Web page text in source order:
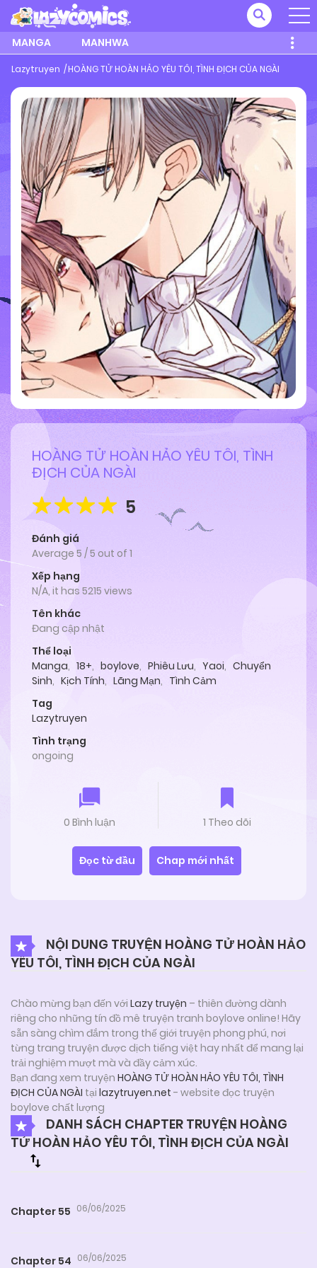
MANGA MANHWA
Lazytruyen HOÀNG TỬ HOÀN HẢO YÊU TÔI, TÌNH ĐỊCH CỦA NGÀI
HOÀNG TỬ HOÀN HẢO YÊU TÔI, TÌNH
ĐỊCH CỦA NGÀI
5
Đánh giá
Average 5 /5 out of 1
Xếp hạng
N/A, it has 5215 views
Tên khác
Đang cập nhật
Thể loại
Manga, 18+, boylove, Phiêu Lưu, Yaoi, Chuyển
Sinh, Kịch Tính, Lãng Mạn, Tình Cảm
Tag
Lazytruyen
Tình trạng
ongoing
0 Bình luận 1 Theo dõi
Đọc từ đầu Chap mới nhất
NỘI DUNG TRUYỆN HOÀNG TỬ HOÀN HẢO
YÊU TÔI, TÌNH ĐỊCH CỦA NGÀI
Chào mừng bạn đến với Lazy truyện – thiên đường dành
riêng cho những tín đồ mê truyện tranh boylove online! Hãy
sẵn sàng chìm đắm trong thế giới truyện phong phú, nơi
từng trang truyện được dịch tiếng việt hay nhất để mang lại
trải nghiệm mượt mà và đầy cảm xúc.
Bạn đang xem truyện HOÀNG TỬ HOÀN HẢO YÊU TÔI, TÌNH
ĐỊCH CỦA NGÀI tại lazytruyen.net - website đọc truyện
boylove chất lượng
DANH SÁCH CHAPTER TRUYỆN HOÀNG
TỬ HOÀN HẢO YÊU TÔI, TÌNH ĐỊCH CỦA NGÀI
Chapter 55 06/06/2025
Chapter 54 06/06/2025